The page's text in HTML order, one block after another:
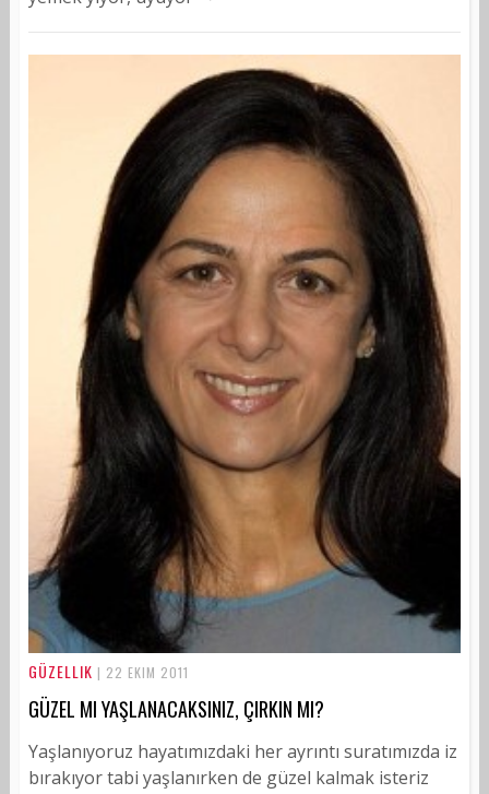
GÜZELLIK | 22 EKIM 2011
GÜZEL MI YAŞLANACAKSINIZ, ÇIRKIN MI?
Yaşlanıyoruz hayatımızdaki her ayrıntı suratımızda iz
bırakıyor tabi yaşlanırken de güzel kalmak isteriz